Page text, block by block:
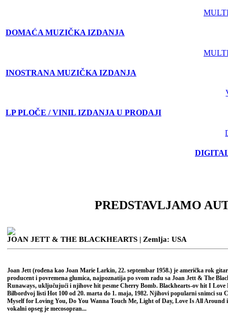
DOMAĆA MUZIČKA IZDANJA
INOSTRANA MUZIČKA IZDANJA
LP PLOČE / VINIL IZDANJA U PRODAJI
PREDSTAVLJAMO
JOAN JETT & THE BLACKHEARTS | Zemlja: USA
Joan Jett (rođena kao Joan Marie Larkin, 22. septembar 1958.) je američka rok
producent i povremena glumica, najpoznatija po svom radu sa Joan Jett & The
Runaways, uključujući i njihove hit pesme Cherry Bomb. Blackhearts-ov hit I
Bilbordvoj listi Hot 100 od 20. marta do 1. maja, 1982. Njihovi popularni snimci su
Myself for Loving You, Do You Wanna Touch Me, Light of Day, Love Is All Around
vokalni opseg je mecosopran...